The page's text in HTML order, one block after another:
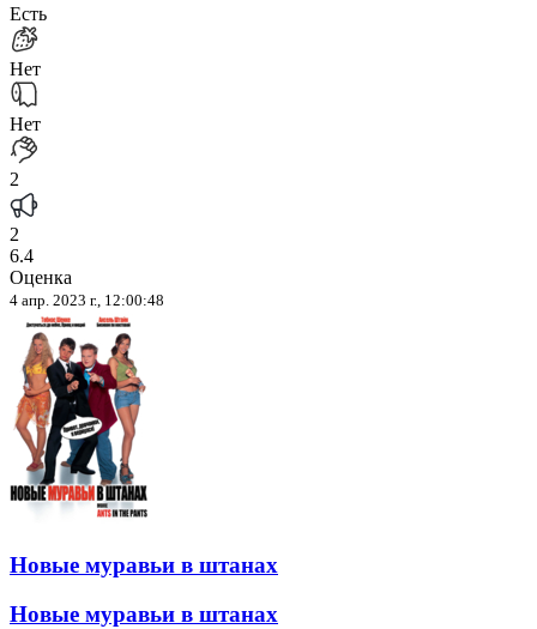
Есть
Нет
Нет
2
2
6.4
Оценка
4 апр. 2023 г., 12:00:48
Новые муравьи в штанах
Новые муравьи в штанах